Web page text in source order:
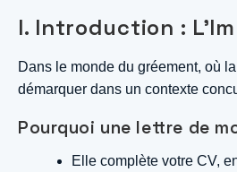
I. Introduction :
Dans le monde du gréement, où
démarquer dans un contexte
Pourquoi une lettre de
Elle complète votre CV,